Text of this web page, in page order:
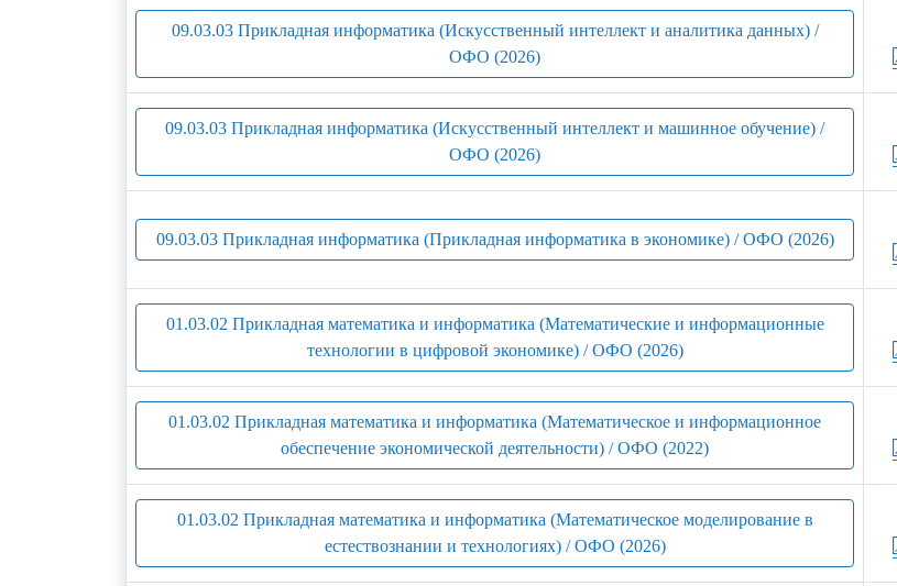
09.03.03 Прикладная информатика (Искусственный интеллект и аналитика данных) /
ОФО (2026)
09.03.03 Прикладная информатика (Искусственный интеллект и машинное обучение) /
ОФО (2026)
09.03.03 Прикладная информатика (Прикладная информатика в экономике) / ОФО (2026)
01.03.02 Прикладная математика и информатика (Математические и информационные
технологии в цифровой экономике) / ОФО (2026)
01.03.02 Прикладная математика и информатика (Математическое и информационное
обеспечение экономической деятельности) / ОФО (2022)
01.03.02 Прикладная математика и информатика (Математическое моделирование в
естествознании и технологиях) / ОФО (2026)